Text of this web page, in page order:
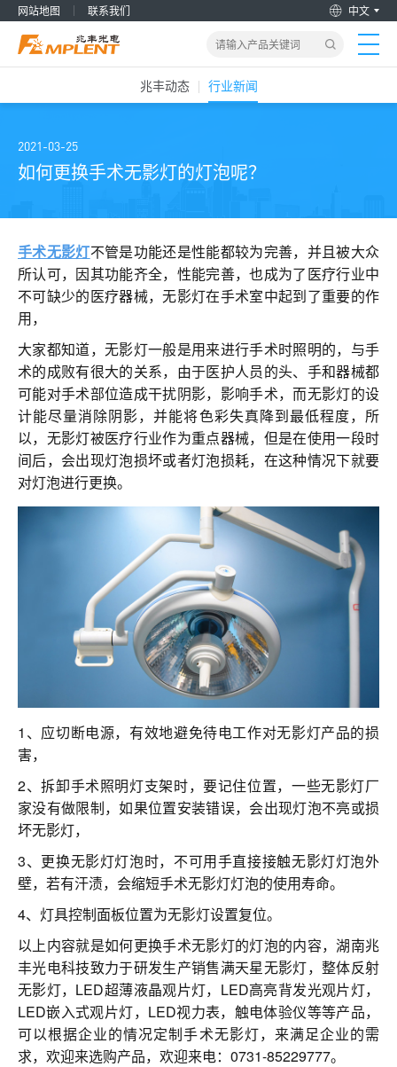
网站地图 联系我们 中文
产品&解决方案
关于我们
加入兆丰
服务支持
联系我们
兆丰动态 行业新闻
2021-03-25
如何更换手术无影灯的灯泡呢？
手术无影灯不管是功能还是性能都较为完善，并且被大众
所认可，因其功能齐全，性能完善，也成为了医疗行业中
不可缺少的医疗器械，无影灯在手术室中起到了重要的作
用，
大家都知道，无影灯一般是用来进行手术时照明的，与手
术的成败有很大的关系，由于医护人员的头、手和器械都
可能对手术部位造成干扰阴影，影响手术，而无影灯的设
计能尽量消除阴影，并能将色彩失真降到最低程度，所
以，无影灯被医疗行业作为重点器械，但是在使用一段时
间后，会出现灯泡损坏或者灯泡损耗，在这种情况下就要
对灯泡进行更换。
1、应切断电源，有效地避免待电工作对无影灯产品的损
害，
2、拆卸手术照明灯支架时，要记住位置，一些无影灯厂
家没有做限制，如果位置安装错误，会出现灯泡不亮或损
坏无影灯，
3、更换无影灯灯泡时，不可用手直接接触无影灯灯泡外
壁，若有汗渍，会缩短手术无影灯灯泡的使用寿命。
4、灯具控制面板位置为无影灯设置复位。
以上内容就是如何更换手术无影灯的灯泡的内容，湖南兆
丰光电科技致力于研发生产销售满天星无影灯，整体反射
无影灯，LED超薄液晶观片灯，LED高亮背发光观片灯，
LED嵌入式观片灯，LED视力表，触电体验仪等等产品，
可以根据企业的情况定制手术无影灯，来满足企业的需
求，欢迎来选购产品，欢迎来电：0731-85229777。